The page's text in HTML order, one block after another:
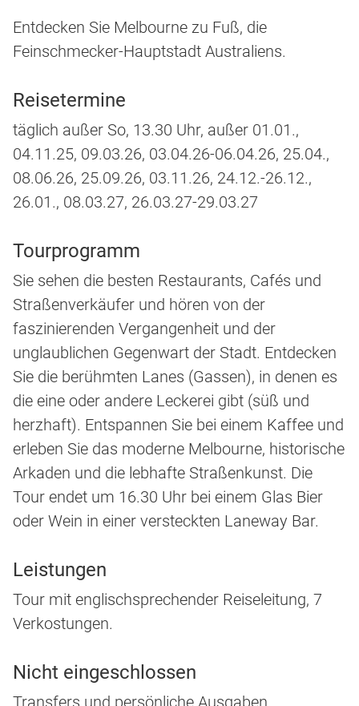
Entdecken Sie Melbourne zu Fuß, die
Feinschmecker-Hauptstadt Australiens.
Reisetermine
täglich außer So, 13.30 Uhr, außer 01.01.,
04.11.25, 09.03.26, 03.04.26-06.04.26, 25.04.,
08.06.26, 25.09.26, 03.11.26, 24.12.-26.12.,
26.01., 08.03.27, 26.03.27-29.03.27
Tourprogramm
Sie sehen die besten Restaurants, Cafés und
Straßenverkäufer und hören von der
faszinierenden Vergangenheit und der
unglaublichen Gegenwart der Stadt. Entdecken
Sie die berühmten Lanes (Gassen), in denen es
die eine oder andere Leckerei gibt (süß und
herzhaft). Entspannen Sie bei einem Kaffee und
erleben Sie das moderne Melbourne, historische
Arkaden und die lebhafte Straßenkunst. Die
Tour endet um 16.30 Uhr bei einem Glas Bier
oder Wein in einer versteckten Laneway Bar.
Leistungen
Tour mit englischsprechender Reiseleitung, 7
Verkostungen.
Nicht eingeschlossen
Transfers und persönliche Ausgaben.